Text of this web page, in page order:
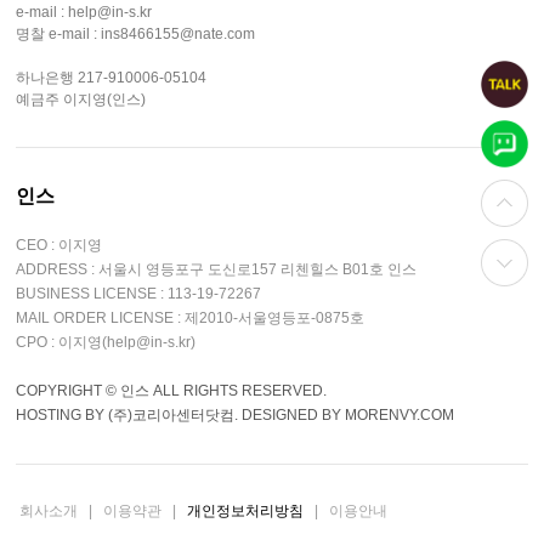
e-mail : help@in-s.kr
명찰 e-mail : ins8466155@nate.com
하나은행 217-910006-05104
예금주 이지영(인스)
인스
CEO : 이지영
ADDRESS : 서울시 영등포구 도신로157 리첸힐스 B01호 인스
BUSINESS LICENSE : 113-19-72267
MAIL ORDER LICENSE : 제2010-서울영등포-0875호
CPO : 이지영(help@in-s.kr)
COPYRIGHT © 인스 ALL RIGHTS RESERVED.
HOSTING BY (주)코리아센터닷컴. DESIGNED BY MORENVY.COM
회사소개 | 이용약관 | 개인정보처리방침 | 이용안내